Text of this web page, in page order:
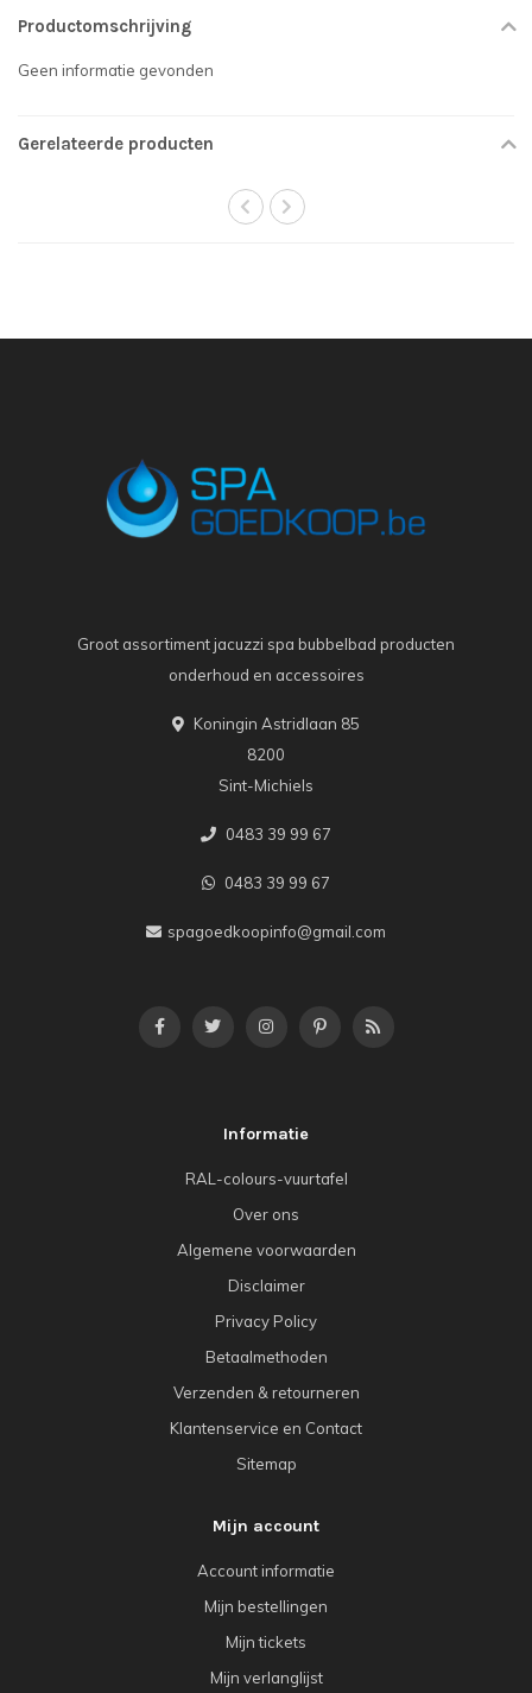
Productomschrijving
Geen informatie gevonden
Gerelateerde producten
Groot assortiment jacuzzi spa bubbelbad producten
onderhoud en accessoires
Koningin Astridlaan 85
8200
Sint-Michiels
0483 39 99 67
0483 39 99 67
spagoedkoopinfo@gmail.com
Informatie
RAL-colours-vuurtafel
Over ons
Algemene voorwaarden
Disclaimer
Privacy Policy
Betaalmethoden
Verzenden & retourneren
Klantenservice en Contact
Sitemap
Mijn account
Account informatie
Mijn bestellingen
Mijn tickets
Mijn verlanglijst